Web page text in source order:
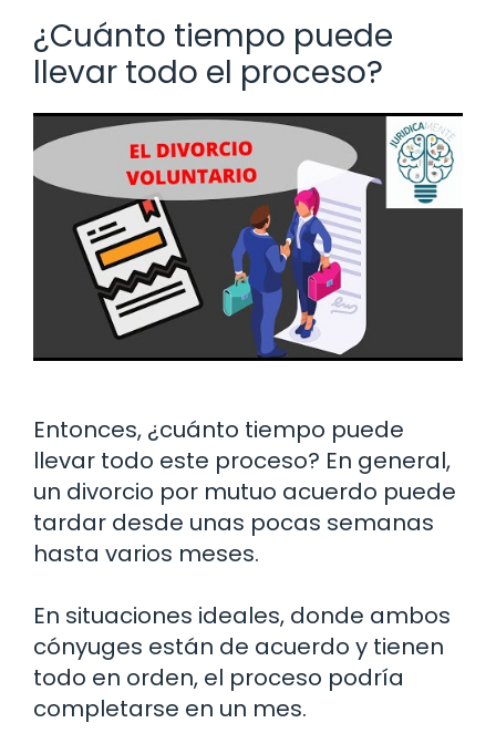
¿Cuánto tiempo puede
llevar todo el proceso?
Entonces, ¿cuánto tiempo puede
llevar todo este proceso? En general,
un divorcio por mutuo acuerdo puede
tardar desde unas pocas semanas
hasta varios meses.
En situaciones ideales, donde ambos
cónyuges están de acuerdo y tienen
todo en orden, el proceso podría
completarse en un mes.